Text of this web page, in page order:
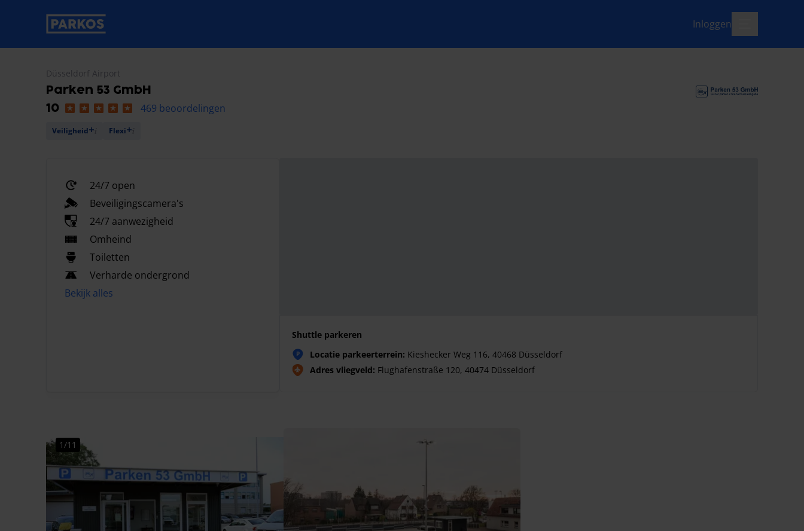
label-voor-primaire-navigatie Inloggen
Düsseldorf Airport
Parken 53 GmbH
10
469 beoordelingen
Veiligheid Flexi
24/7 open
Beveiligingscamera's
24/7 aanwezigheid
Omheind
Toiletten
Verharde ondergrond
Bekijk alles
Shuttle parkeren
P Locatie parkeerterrein: Kieshecker Weg 116, 40468 Düsseldorf
Adres vliegveld: Flughafenstraße 120, 40474 Düsseldorf
1/11